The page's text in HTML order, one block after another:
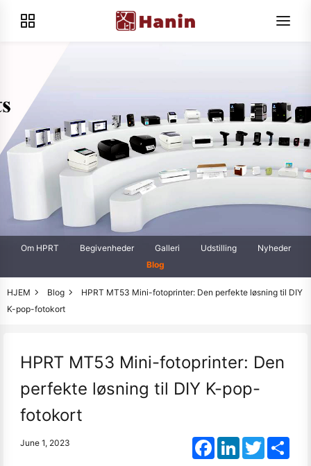
Om HPRT Begivenheder Galleri Udstilling
Nyheder
Blog
HJEM Blog
HPRT MT53 Mini-fotoprinter: Den perfekte løsning til DIY
K-pop-fotokort
HPRT MT53 Mini-fotoprinter: Den
perfekte løsning til DIY K-pop-
fotokort
June 1, 2023 FacebookLinkedInTwitter